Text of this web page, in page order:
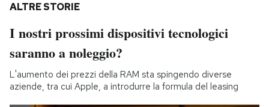
ALTRE STORIE
I nostri prossimi dispositivi tecnologici
saranno a noleggio?
L'aumento dei prezzi della RAM sta spingendo diverse
aziende, tra cui Apple, a introdurre la formula del leasing